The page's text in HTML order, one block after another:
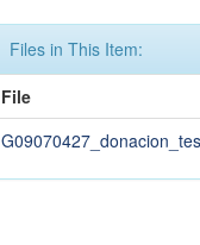
Files in This Item:
File